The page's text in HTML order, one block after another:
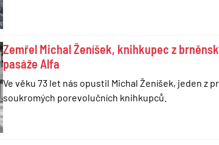
Zemřel Michal Ženíšek, knihkupec z
pasáže Alfa
Ve věku 73 let nás opustil Michal Ženíšek, jeden z
soukromých porevolučních knihkupců.